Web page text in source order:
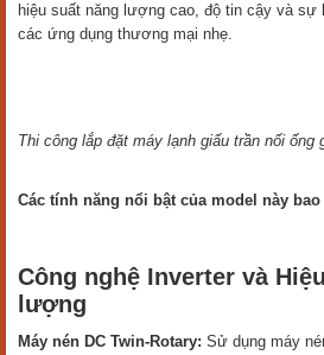
hiệu suất năng lượng cao, độ tin cậy và sự
các ứng dụng thương mại nhẹ.
Thi công lắp đặt máy lạnh giấu trần nối ống
Các tính năng nổi bật của model này bao
Công nghệ Inverter và
lượng
Máy nén DC Twin-Rotary: Sử dụng máy